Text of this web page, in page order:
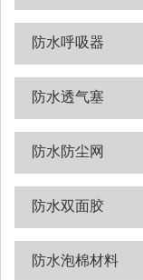
防水呼吸器
防水透气塞
防水防尘网
防水双面胶
防水泡棉材料